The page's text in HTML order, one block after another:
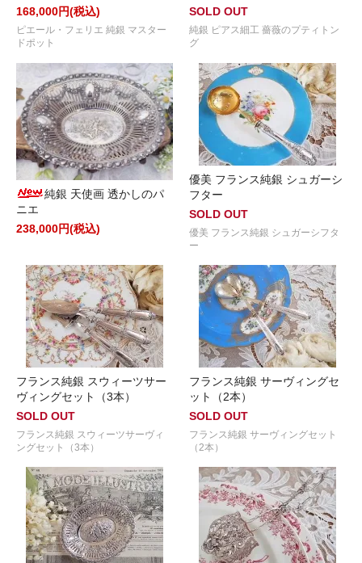
168,000円(税込)
ピエール・フェリエ 純銀 マスター
ドポット
SOLD OUT
純銀 ピアス細工 薔薇のプティトン
グ
純銀 天使画 透かしのパ
ニエ
238,000円(税込)
優美 フランス純銀 シュガーシ
フター
SOLD OUT
優美 フランス純銀 シュガーシフタ
ー
フランス純銀 スウィーツサー
ヴィングセット（3本）
SOLD OUT
フランス純銀 スウィーツサーヴィ
ングセット（3本）
フランス純銀 サーヴィングセ
ット（2本）
SOLD OUT
フランス純銀 サーヴィングセット
（2本）